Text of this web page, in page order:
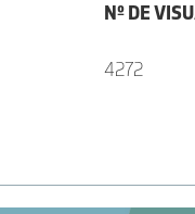
Nº DE
4272